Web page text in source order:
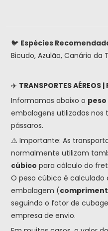
🐦 Espécies
Bicudo, Azulão, Canário da
✈️ TRANSPORTES AÉREOS
Informamos abaixo o
embalagens utilizadas nos
pássaros.
⚠️ Importante: As
normalmente utilizam
cúbico para cálculo do
O peso cúbico é calculado
embalagem (
seguindo o fator de
empresa de envio.